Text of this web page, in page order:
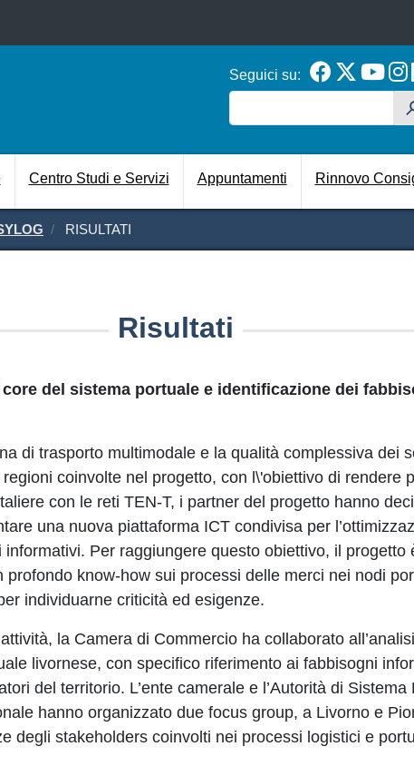
Seguici su:
Navigazione principale
Centro Studi e Servizi Appuntamenti Rinnovo
RISULTATI
Risultati
del sistema portuale e identificazione dei
di trasporto multimodale e la qualità complessiva dei
coinvolte nel progetto, con l\'obiettivo di rendere
con le reti TEN-T, i partner del progetto hanno
una nuova piattaforma ICT condivisa per
Per raggiungere questo obiettivo, il progetto
profondo know-how sui processi delle merci nei nodi
individuarne criticità ed esigenze.
la Camera di Commercio ha collaborato
livornese, con specifico riferimento ai fabbisogni
del territorio. L’ente camerale e l’Autorità di Sistema
hanno organizzato due focus group, a Livorno e
degli stakeholders coinvolti nei processi logistici e